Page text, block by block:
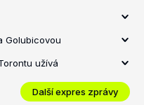
Golubicovou
užívá
Další expres zprávy